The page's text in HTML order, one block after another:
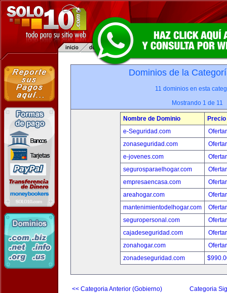
Dominios de la
11 dominios en esta
Mostrando 1 de 11
Nombre de Dominio
Precio
e-Seguridad.com
zonaseguridad.com
e-jovenes.com
segurosparaelhogar.com
empresaencasa.com
areahogar.com
mantenimientodelhogar.com
seguropersonal.com
cajadeseguridad.com
zonahogar.com
zonadeseguridad.com
<< Categoria Anterior (Gobierno) Categoria